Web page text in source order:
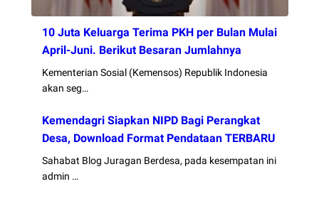
10 Juta Keluarga Terima PKH per Bulan Mulai
April-Juni. Berikut Besaran Jumlahnya
Kementerian Sosial (Kemensos) Republik Indonesia
akan seg…
Kemendagri Siapkan NIPD Bagi Perangkat
Desa, Download Format Pendataan TERBARU
Sahabat Blog Juragan Berdesa, pada kesempatan ini
admin …